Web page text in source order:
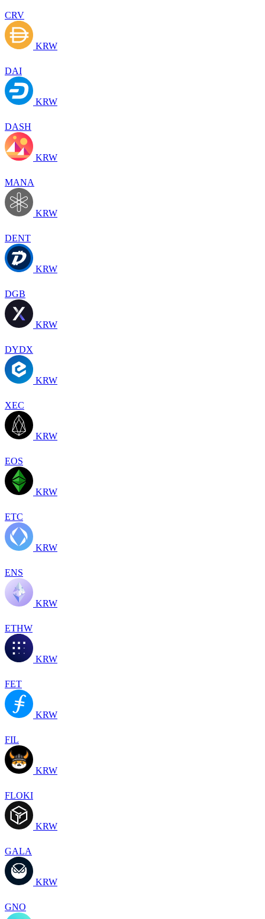
CRV
KRW
DAI
KRW
DASH
KRW
MANA
KRW
DENT
KRW
DGB
KRW
DYDX
KRW
XEC
KRW
EOS
KRW
ETC
KRW
ENS
KRW
ETHW
KRW
FET
KRW
FIL
KRW
FLOKI
KRW
GALA
KRW
GNO